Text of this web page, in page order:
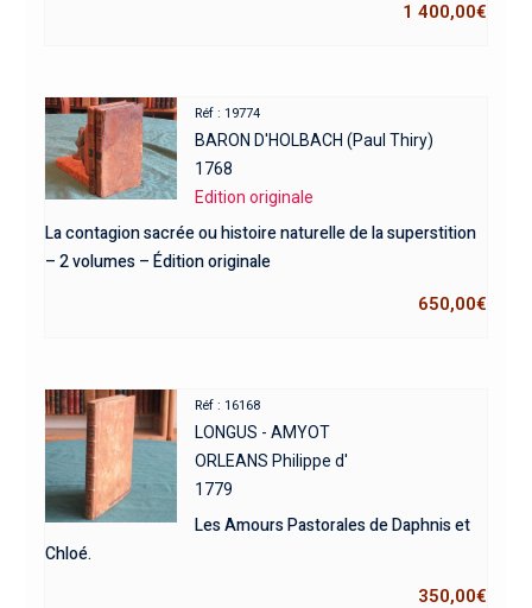
1 400,00€
Réf : 19774
BARON D'HOLBACH (Paul Thiry)
1768
Edition originale
La contagion sacrée ou histoire naturelle de la superstition
– 2 volumes – Édition originale
650,00€
Réf : 16168
LONGUS - AMYOT
ORLEANS Philippe d'
1779
Les Amours Pastorales de Daphnis et
Chloé.
350,00€